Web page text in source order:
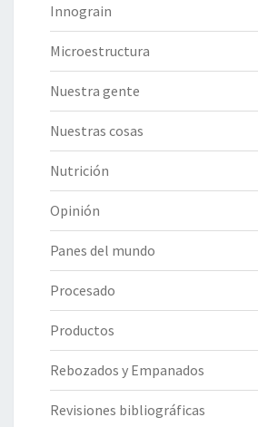
Innograin
Microestructura
Nuestra gente
Nuestras cosas
Nutrición
Opinión
Panes del mundo
Procesado
Productos
Rebozados y Empanados
Revisiones bibliográficas